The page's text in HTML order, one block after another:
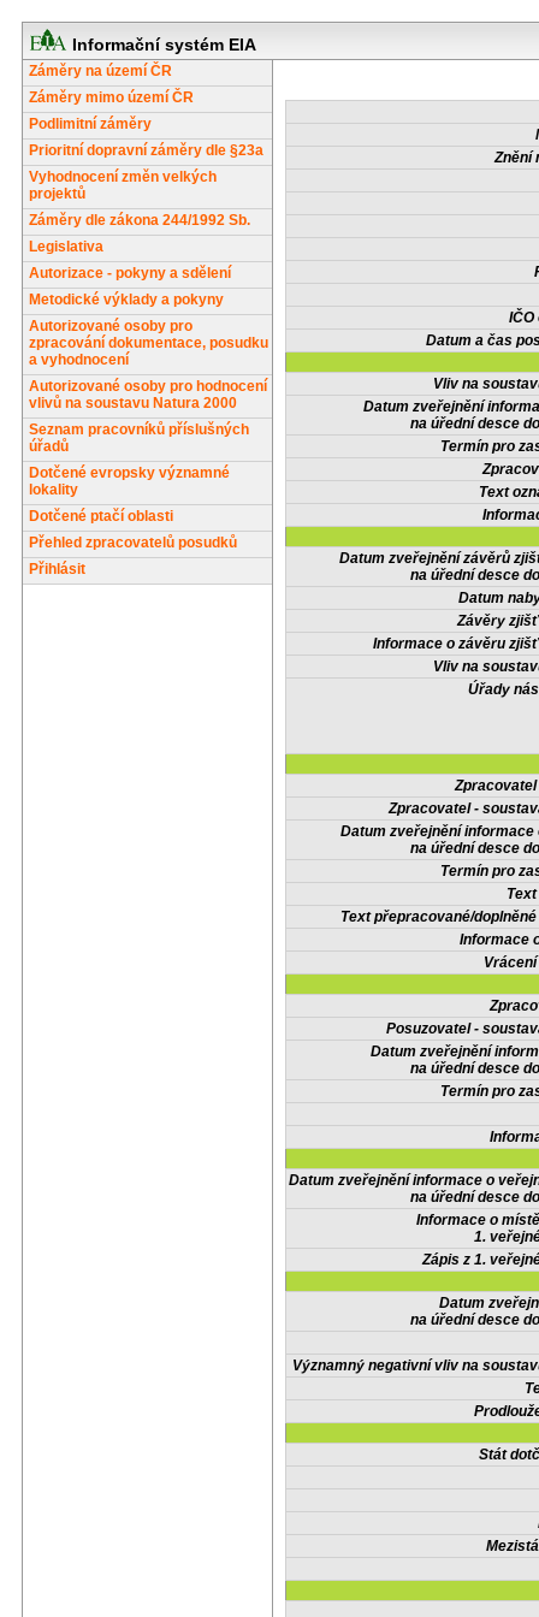
Informační systém EIA
Záměry na území ČR
Záměry mimo území ČR
Podlimitní záměry
Prioritní dopravní záměry dle §23a
Vyhodnocení změn velkých
projektů
Záměry dle zákona 244/1992 Sb.
Legislativa
Autorizace - pokyny a sdělení
Metodické výklady a pokyny
Autorizované osoby pro
zpracování dokumentace, posudku
a vyhodnocení
Autorizované osoby pro hodnocení
vlivů na soustavu Natura 2000
Seznam pracovníků příslušných
úřadů
Dotčené evropsky významné
lokality
Dotčené ptačí oblasti
Přehled zpracovatelů posudků
Přihlásit
Znění
IČO
Datum a čas
Vliv na
Datum zveřejnění
na úřední desce
Termín pro
Text
Datum zveřejnění závěrů
na úřední desce
Datum
Závěry
Informace o závěru
Vliv na
Úřady
Zpracovatel -
Datum zveřejnění informace
na úřední desce
Termín pro
Text přepracované/
Informace
Posuzovatel -
Datum zveřejnění
na úřední desce
Termín pro
Datum zveřejnění informace o
na úřední desce
Informace o
1.
Zápis z 1.
Datum
na úřední desce
Významný negativní vliv na
Stát